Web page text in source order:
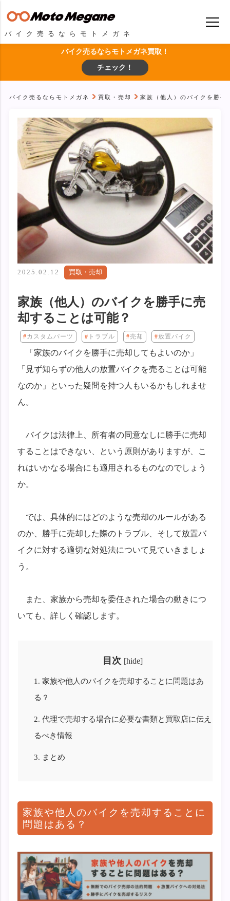
バイク売るならモトメガネ
バイク売るならモトメガネ買取！
チェック！
バイク売るならモトメガネ 買取・売却 家族（他人）のバイクを勝手
2025.02.12 買取・売却
家族（他人）のバイクを勝手に売
却することは可能？
カスタムパーツ トラブル 売却 放置バイク
「家族のバイクを勝手に売却してもよいのか」
「見ず知らずの他人の放置バイクを売ることは可能
なのか」といった疑問を持つ人もいるかもしれませ
ん。
バイクは法律上、所有者の同意なしに勝手に売却
することはできない、という原則がありますが、こ
れはいかなる場合にも適用されるものなのでしょう
か。
では、具体的にはどのような売却のルールがある
のか、勝手に売却した際のトラブル、そして放置バ
イクに対する適切な対処法について見ていきましょ
う。
また、家族から売却を委任された場合の動きにつ
いても、詳しく確認します。
目次 [hide]
1. 家族や他人のバイクを売却することに問題はあ
る？
2. 代理で売却する場合に必要な書類と買取店に伝え
るべき情報
3. まとめ
家族や他人のバイクを売却することに
問題はある？